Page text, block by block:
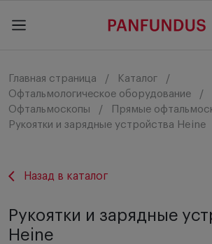
Главная страница
Каталог
Офтальмологическое оборудование
Офтальмоскопы
Прямые
Рукоятки и зарядные устройства Heine
Назад в каталог
Рукоятки и зарядные
Heine